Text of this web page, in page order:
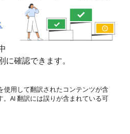
確認できます。
使用して翻訳されたコンテンツが含
。AI 翻訳には誤りが含まれている可